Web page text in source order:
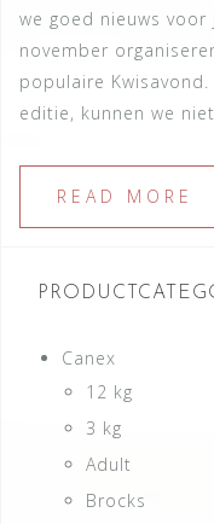
we goed nieuws
november
populaire
editie, kunnen we
READ MORE
Canex
12 kg
3 kg
Adult
Brocks